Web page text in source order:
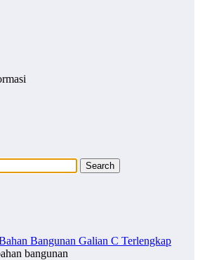
Bangunan Galian C Terlengkap
bangunan